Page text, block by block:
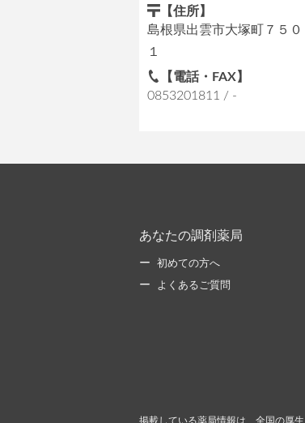
【住所】
島根県出雲市大塚町７５０
１
【電話・FAX】
0853201811 / -
あなたの調剤薬局
初めての方へ
よくあるご質問
掲載している薬局情報は、全国の厚